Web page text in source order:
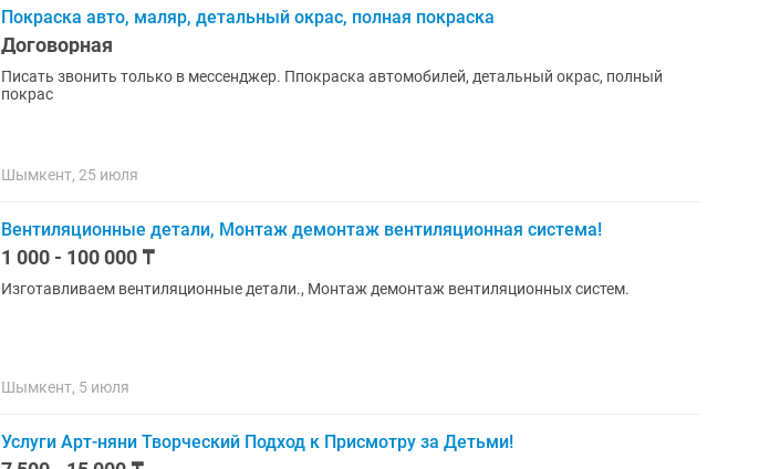
Покраска авто, маляр, детальный окрас, полная покраска
Договорная
Писать звонить только в мессенджер. Ппокраска автомобилей, детальный окрас, полный
покрас
Шымкент, 25 июля
Вентиляционные детали, Монтаж демонтаж вентиляционная система!
1 000 - 100 000 ₸
Изготавливаем вентиляционные детали., Монтаж демонтаж вентиляционных систем.
Шымкент, 5 июля
Услуги Арт-няни Творческий Подход к Присмотру за Детьми!